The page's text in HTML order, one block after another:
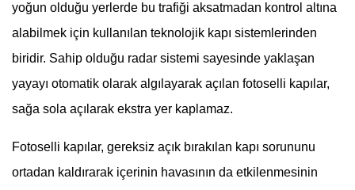
yoğun olduğu yerlerde bu trafiği aksatmadan kontrol altına
alabilmek için kullanılan teknolojik kapı sistemlerinden
biridir. Sahip olduğu radar sistemi sayesinde yaklaşan
yayayı otomatik olarak algılayarak açılan fotoselli kapılar,
sağa sola açılarak ekstra yer kaplamaz.
Fotoselli kapılar, gereksiz açık bırakılan kapı sorununu
ortadan kaldırarak içerinin havasının da etkilenmesinin